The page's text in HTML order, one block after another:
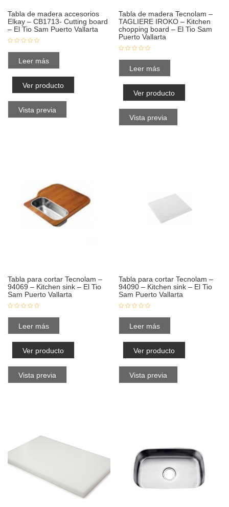
Tabla de madera accesorios
Elkay – CB1713- Cutting board
– El Tio Sam Puerto Vallarta
Leer más
Ver producto
Vista previa
Tabla de madera Tecnolam –
TAGLIERE IROKO – Kitchen
chopping board – El Tio Sam
Puerto Vallarta
Leer más
Ver producto
Vista previa
Tabla para cortar Tecnolam –
94069 – Kitchen sink – El Tio
Sam Puerto Vallarta
Leer más
Ver producto
Vista previa
Tabla para cortar Tecnolam –
94090 – Kitchen sink – El Tio
Sam Puerto Vallarta
Leer más
Ver producto
Vista previa